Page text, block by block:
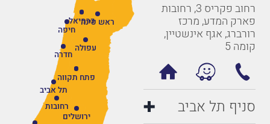
רחוב פקריס 3, רחובות
פארק המדע, מרכז
רורברג, אגף אינשטיין,
קומה 5
סניף תל אביב
רחובות
תל אביב
חיפה
ירושלים
פתח תקווה
חדרה
עפולה
ראש פינהכרמיאל